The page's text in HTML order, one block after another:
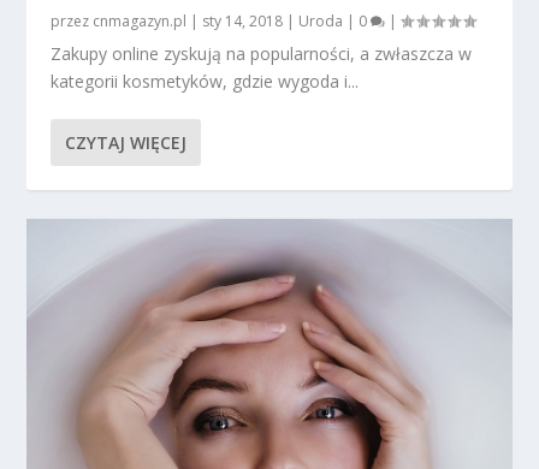
przez cnmagazyn.pl | sty 14, 2018 | Uroda | 0 |
Zakupy online zyskują na popularności, a zwłaszcza w
kategorii kosmetyków, gdzie wygoda i...
CZYTAJ WIĘCEJ